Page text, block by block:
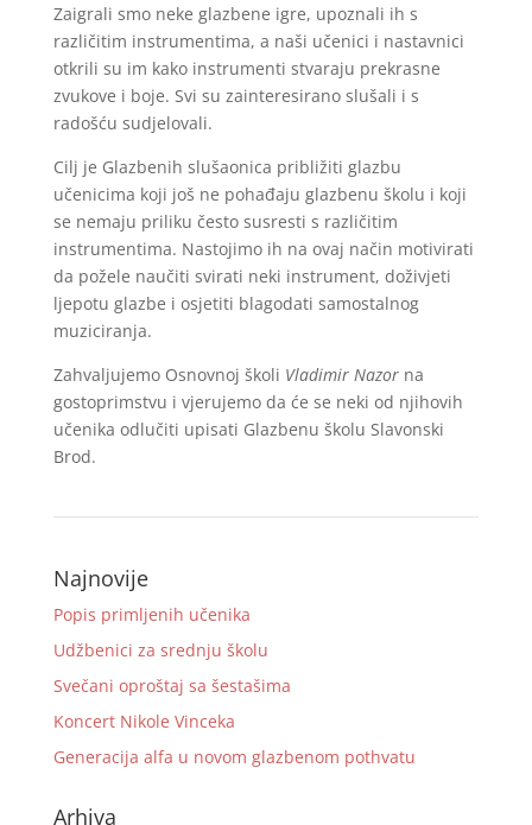
Zaigrali smo neke glazbene igre, upoznali ih s
različitim instrumentima, a naši učenici i nastavnici
otkrili su im kako instrumenti stvaraju prekrasne
zvukove i boje. Svi su zainteresirano slušali i s
radošću sudjelovali.
Cilj je Glazbenih slušaonica približiti glazbu
učenicima koji još ne pohađaju glazbenu školu i koji
se nemaju priliku često susresti s različitim
instrumentima. Nastojimo ih na ovaj način motivirati
da požele naučiti svirati neki instrument, doživjeti
ljepotu glazbe i osjetiti blagodati samostalnog
muziciranja.
Zahvaljujemo Osnovnoj školi Vladimir Nazorna
gostoprimstvu i vjerujemo da će se neki od njihovih
učenika odlučiti upisati Glazbenu školu Slavonski
Brod.
Najnovije
Popis primljenih učenika
Udžbenici za srednju školu
Svečani oproštaj sa šestašima
Koncert Nikole Vinceka
Generacija alfa u novom glazbenom pothvatu
Arhiva